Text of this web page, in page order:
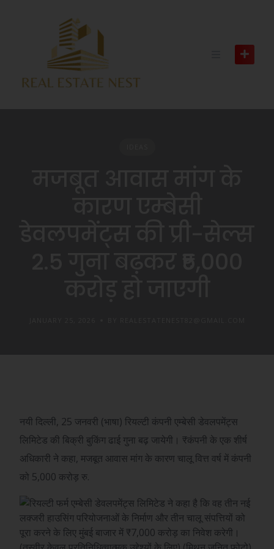
नयी दिल्ली, 25 जनवरी (भाषा) रियल्टी कंपनी एम्बेसी डेवलपमेंट्स
लिमिटेड की बिक्री बुकिंग ढाई गुना बढ़ जायेगी। ₹कंपनी के एक शीर्ष
अधिकारी ने कहा, मजबूत आवास मांग के कारण चालू वित्त वर्ष में कंपनी
को 5,000 करोड़ रु.